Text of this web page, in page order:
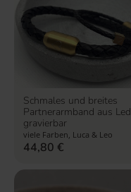
Schmales und breites
Partnerarmband aus
gravierbar
viele Farben, Luca & Leo
44,80 €